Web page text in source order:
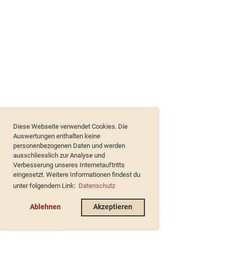
Diese Webseite verwendet Cookies. Die
Auswertungen enthalten keine
personenbezogenen Daten und werden
ausschliesslich zur Analyse und
Verbesserung unseres Internetauftritts
eingesetzt. Weitere Informationen findest du
unter folgendem Link: Datenschutz
Ablehnen Akzeptieren
de